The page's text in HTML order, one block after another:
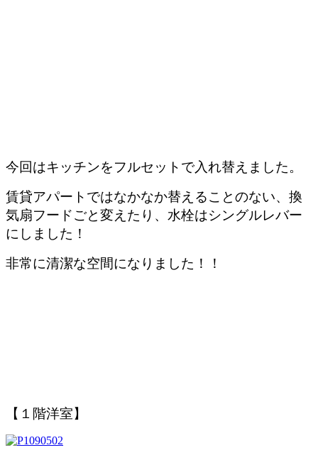
今回はキッチンをフルセットで入れ替えました。
賃貸アパートではなかなか替えることのない、換
気扇フードごと変えたり、水栓はシングルレバー
にしました！
非常に清潔な空間になりました！！
【１階洋室】